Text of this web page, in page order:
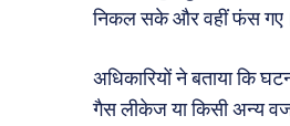
निकल सके और वहीं फंस
अधिकारियों ने बताया कि
गैस लीकेज या किसी अन्य